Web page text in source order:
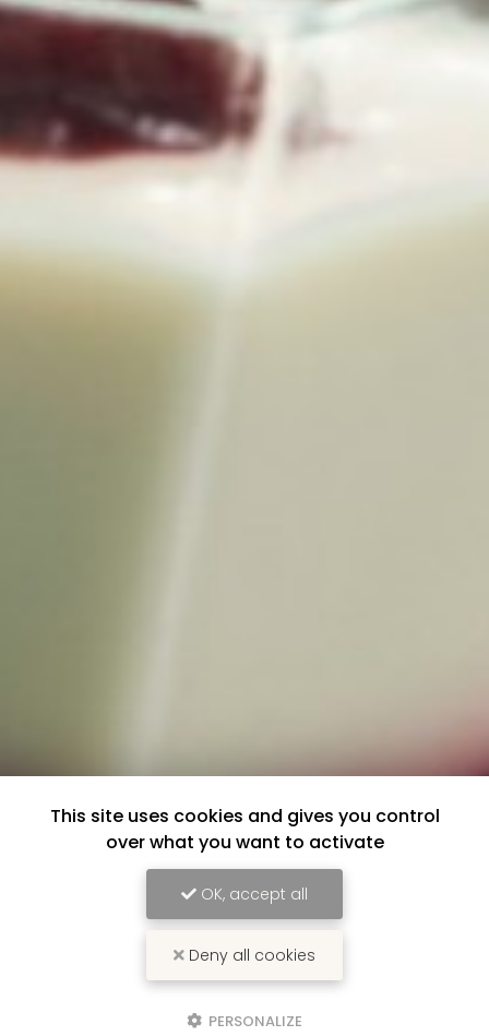
This site uses cookies and gives you control
over what you want to activate
OK, accept all
Deny all cookies
PERSONALIZE